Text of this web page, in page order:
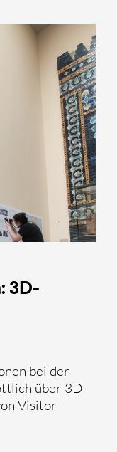
3D-
bei der
über 3D-
Visitor